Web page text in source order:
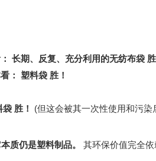
长期、反复、充分利用的无纺布袋 胜
： 塑料袋 胜！
胜！ (但这会被其一次性使用和污染
质仍是塑料制品。 其环保价值完全依